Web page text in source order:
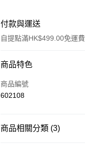
付款與運送
自提點滿HK$499.00免運費
付款方式
信用卡
商品特色
商品編號
602108
商品相關分類 (3)